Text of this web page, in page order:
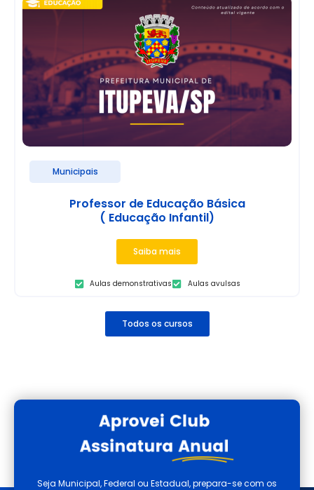
Municipais
Professor de Educação Básica
( Educação Infantil)
Saiba mais
Aulas demonstrativas Aulas avulsas
Todos os cursos
Seja Municipal, Federal ou Estadual, prepara-se com os